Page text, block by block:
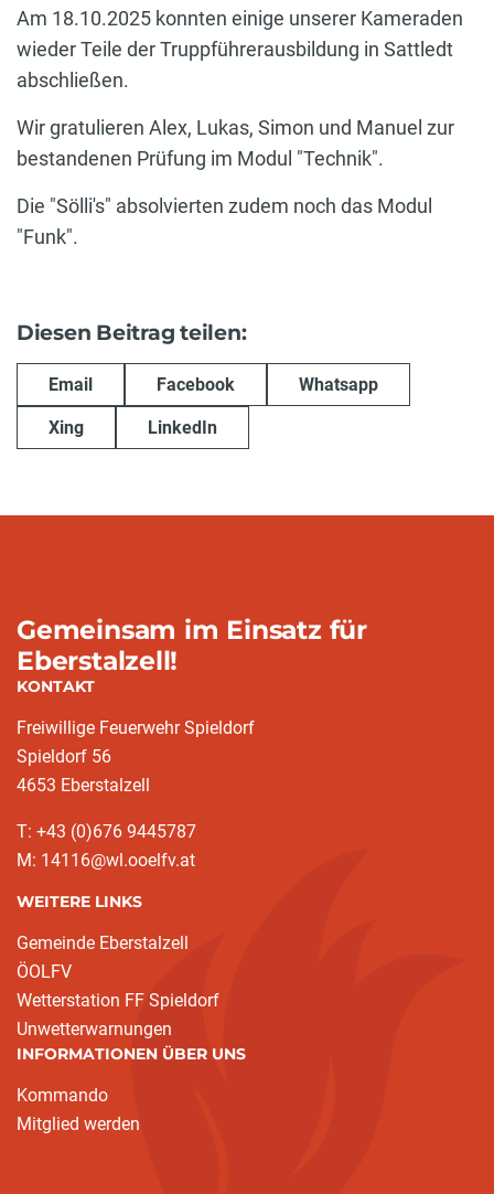
Am 18.10.2025 konnten einige unserer Kameraden
wieder Teile der Truppführerausbildung in Sattledt
abschließen.
Wir gratulieren Alex, Lukas, Simon und Manuel zur
bestandenen Prüfung im Modul "Technik".
Die "Sölli's" absolvierten zudem noch das Modul
"Funk".
Diesen Beitrag teilen:
Email Facebook Whatsapp
Xing LinkedIn
Gemeinsam im Einsatz für
Eberstalzell!
KONTAKT
Freiwillige Feuerwehr Spieldorf
Spieldorf 56
4653 Eberstalzell
T: +43 (0)676 9445787
M: 14116@wl.ooelfv.at
WEITERE LINKS
Gemeinde Eberstalzell
ÖOLFV
Wetterstation FF Spieldorf
Unwetterwarnungen
INFORMATIONEN ÜBER UNS
Kommando
Mitglied werden